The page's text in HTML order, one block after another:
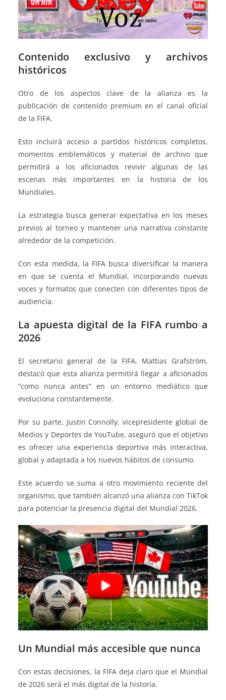
Contenido exclusivo y archivos
históricos
Otro de los aspectos clave de la alianza es la
publicación de contenido premium en el canal oficial
de la FIFA.
Esto incluirá acceso a partidos históricos completos,
momentos emblemáticos y material de archivo que
permitirá a los aficionados revivir algunas de las
escenas más importantes en la historia de los
Mundiales.
La estrategia busca generar expectativa en los meses
previos al torneo y mantener una narrativa constante
alrededor de la competición.
Con esta medida, la FIFA busca diversificar la manera
en que se cuenta el Mundial, incorporando nuevas
voces y formatos que conecten con diferentes tipos de
audiencia.
La apuesta digital de la FIFA rumbo a
2026
El secretario general de la FIFA, Mattias Grafström,
destacó que esta alianza permitirá llegar a aficionados
“como nunca antes” en un entorno mediático que
evoluciona constantemente.
Por su parte, Justin Connolly, vicepresidente global de
Medios y Deportes de YouTube, aseguró que el objetivo
es ofrecer una experiencia deportiva más interactiva,
global y adaptada a los nuevos hábitos de consumo.
Este acuerdo se suma a otro movimiento reciente del
organismo, que también alcanzó una alianza con TikTok
para potenciar la presencia digital del Mundial 2026.
Un Mundial más accesible que nunca
Con estas decisiones, la FIFA deja claro que el Mundial
de 2026 será el más digital de la historia.